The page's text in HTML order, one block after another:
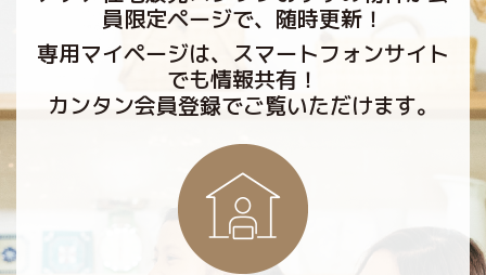
員限定ページで、随時更新！
専用マイページは、スマートフォンサイト
でも情報共有！
カンタン会員登録でご覧いただけます。